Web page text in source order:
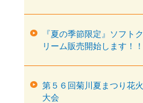
『夏の季節限定』ソフトク
リーム販売開始します！！
第５６回菊川夏まつり花火
大会